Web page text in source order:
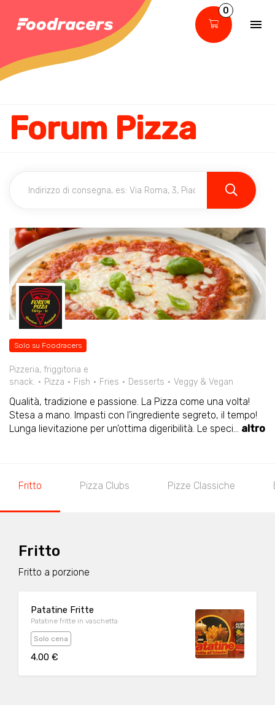
0
Forum Pizza
Solo su Foodracers
Pizzeria, friggitoria e
snack.
Pizza Fish Fries Desserts Veggy & Vegan
Qualità, tradizione e passione. La Pizza come una volta!
Stesa a mano. Impasti con l'ingrediente segreto, il tempo!
Lunga lievitazione per un'ottima digeribilità. Le speci... altro
Fritto Pizza Clubs Pizze Classiche
Fritto
Fritto a porzione
Patatine Fritte
Patatine fritte in vaschetta
Solo cena
4.00 €